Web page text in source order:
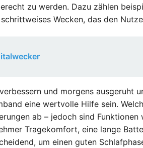
zu werden. Dazu zählen
Wecken, das den
und morgens ausgeruht
eine wertvolle Hilfe sein.
ab – jedoch sind
Tragekomfort, eine lange
um einen guten